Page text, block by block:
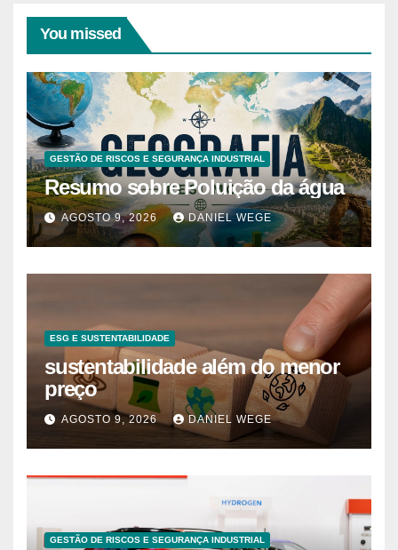
You missed
GESTÃO DE RISCOS E SEGURANÇA INDUSTRIAL
Resumo sobre Poluição da água
AGOSTO 9, 2026 DANIEL WEGE
ESG E SUSTENTABILIDADE
sustentabilidade além do menor
preço
AGOSTO 9, 2026 DANIEL WEGE
GESTÃO DE RISCOS E SEGURANÇA INDUSTRIAL